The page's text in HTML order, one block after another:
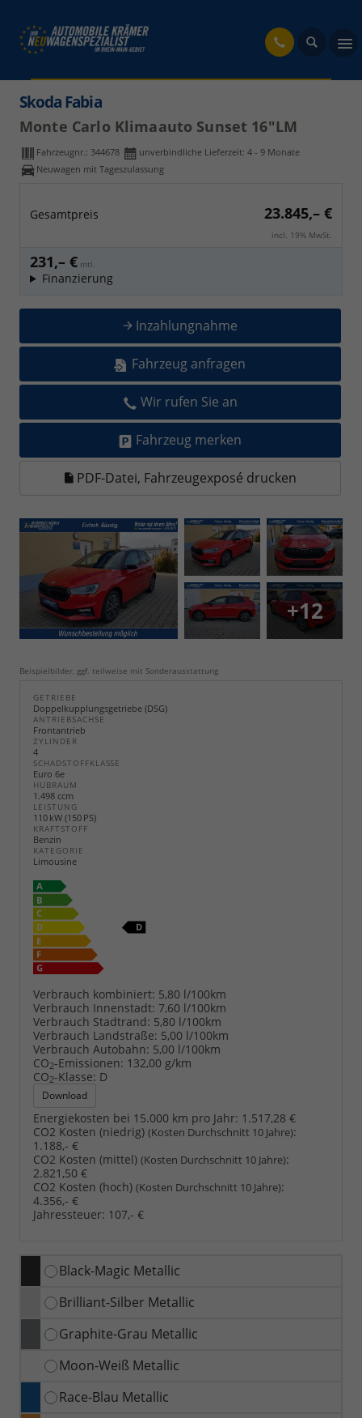
Skoda Fabia
Monte Carlo Klimaauto Sunset 16"LM
Fahrzeugnr.: 344678
unverbindliche Lieferzeit: 4 - 9 Monate
Neuwagen mit Tageszulassung
Gesamtpreis 23.845,– €
incl. 19% MwSt.
231,– € mtl.
Finanzierung
Inzahlungnahme
Fahrzeug anfragen
Wir rufen Sie an
Fahrzeug merken
PDF-Datei, Fahrzeugexposé drucken
+12
Beispielbilder, ggf. teilweise mit Sonderausstattung
GETRIEBE
Doppelkupplungsgetriebe (DSG)
ANTRIEBSACHSE
Frontantrieb
ZYLINDER
4
SCHADSTOFFKLASSE
Euro 6e
HUBRAUM
1.498 ccm
LEISTUNG
110 kW (150 PS)
KRAFTSTOFF
Benzin
KATEGORIE
Limousine
Verbrauch kombiniert: 5,80 l/100km
Verbrauch Innenstadt: 7,60 l/100km
Verbrauch Stadtrand: 5,80 l/100km
Verbrauch Landstraße: 5,00 l/100km
Verbrauch Autobahn: 5,00 l/100km
CO2-Emissionen: 132,00 g/km
CO2-Klasse: D
Download
Energiekosten bei 15.000 km pro Jahr: 1.517,28 €
CO2 Kosten (niedrig) (Kosten Durchschnitt 10 Jahre):
1.188,- €
CO2 Kosten (mittel) (Kosten Durchschnitt 10 Jahre):
2.821,50 €
CO2 Kosten (hoch) (Kosten Durchschnitt 10 Jahre):
4.356,- €
Jahressteuer: 107,- €
Black-Magic Metallic
Brilliant-Silber Metallic
Graphite-Grau Metallic
Moon-Weiß Metallic
Race-Blau Metallic